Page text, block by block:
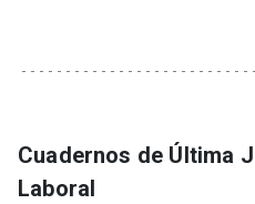
Cuadernos de Última
Laboral